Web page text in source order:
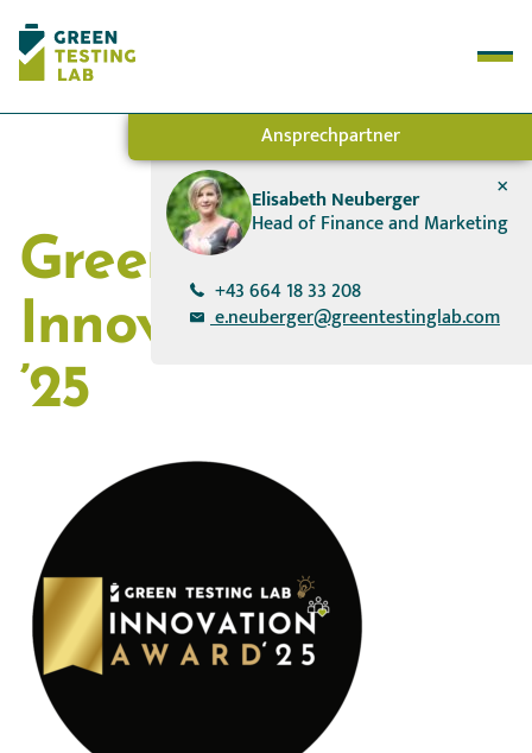
Test Methods
How it works
About Us
Success Stories
Green Testing Lab
Innovation Award
’25
Ansprechpartner
Elisabeth Neuberger
Head of Finance and Marketing
+
+43 664 18 33 208
e.neuberger@greentestinglab.com